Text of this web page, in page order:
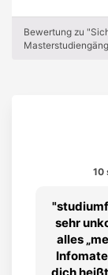
Bewertung zu
10
sehr
alles